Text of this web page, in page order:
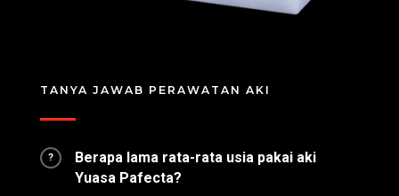
TANYA JAWAB PERAWATAN AKI
?
Berapa lama rata-rata usia pakai aki
Yuasa Pafecta?